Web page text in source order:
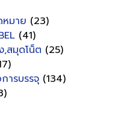
หมาย (23)
(41)
สมุดโน็ต (25)
ารบรรจุ (134)